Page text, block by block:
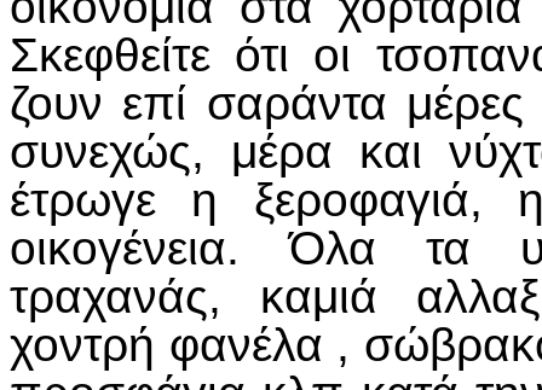
Σκεφθείτε ότι οι
ζουν επί σαράντα μέρες
συνεχώς, μέρα και
έτρωγε η ξεροφαγιά,
οικογένεια. Όλα τα
τραχανάς, καμιά
χοντρή φανέλα ,